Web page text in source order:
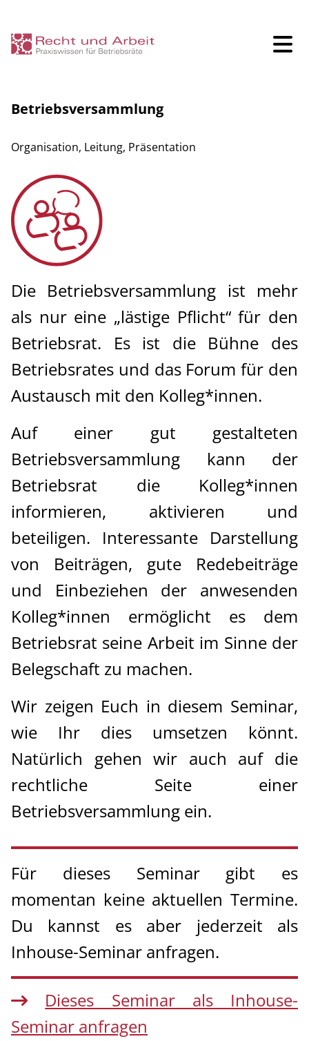
Seminare
Betriebsverfassungsrecht Grundlagen
Arbeitsrecht für Betriebsräte
Arbeits- und Gesundheitsschutz
Erfolgreiche Betriebsratsarbeit
Schriftführung des Betriebsrats - Rechtssicher
arbeiten mit Protokollen, Beschlüssen &
Anschreiben
Konfliktmanagement - Bearbeitung von
Spannungen und Streitigkeiten im Gremium
wertschätzend
Betriebsversammlung - Organisation, Leitung,
Präsentation
Rhetorik und Verhandlungsführung
Betriebsratsarbeit
Rundschreiben, Betriebsbegehung, Sprechstunden
und mehr
Datenschutz und Compliance
Spezialseminare
Inhouse-Seminare
Kontakt
BR-Gründung
R+A Blog
Über uns
Betriebsversammlung
Organisation, Leitung, Präsentation
Die Betriebsversammlung ist mehr
als nur eine „lästige Pflicht“ für den
Betriebsrat. Es ist die Bühne des
Betriebsrates und das Forum für den
Austausch mit den Kolleg*innen.
Auf einer gut gestalteten
Betriebsversammlung kann der
Betriebsrat die Kolleg*innen
informieren, aktivieren und
beteiligen. Interessante Darstellung
von Beiträgen, gute Redebeiträge
und Einbeziehen der anwesenden
Kolleg*innen ermöglicht es dem
Betriebsrat seine Arbeit im Sinne der
Belegschaft zu machen.
Wir zeigen Euch in diesem Seminar,
wie Ihr dies umsetzen könnt.
Natürlich gehen wir auch auf die
rechtliche Seite einer
Betriebsversammlung ein.
Für dieses Seminar gibt es
momentan keine aktuellen Termine.
Du kannst es aber jederzeit als
Inhouse-Seminar anfragen.
Dieses Seminar als Inhouse-
Seminar anfragen